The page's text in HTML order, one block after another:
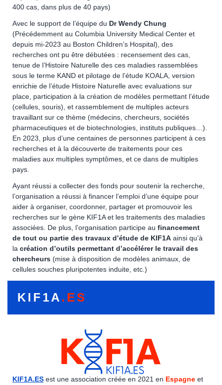
400 cas, dans plus de 40 pays)
Avec le support de l’équipe du Dr Wendy Chung
(Précédemment au Columbia University Medical Center et
depuis mi-2023 au Boston Children’s Hospital), des
recherches ont pu être débutées : recensement des cas,
tenue de l’Histoire Naturelle des ces maladies rassemblées
sous le terme KAND et pilotage de l’étude KOALA, version
enrichie de l’étude Histoire Naturelle avec evaluations sur
place, participation à la création de modèles permettant l’étude
(cellules, souris), et rassemblement de multiples acteurs
travaillant sur ce thème (médecins, chercheurs, sociétés
pharmaceutiques et de biotechnologies, instituts publiques…).
En 2023, plus d’une centaines de personnes participent à ces
recherches et à la découverte de traitements pour ces
maladies aux multiples symptômes, et ce dans de multiples
pays.
Ayant réussi a collecter des fonds pour soutenir la recherche,
l’organisation a réussi à financer l’emploi d’une équipe pour
aider à organiser, coordonner, partager et promouvoir les
recherches sur le gène KIF1A et les traitements des maladies
associées. De plus, l’organisation participe au financement
de tout ou partie des travaux d’étude de KIF1A ainsi qu’à
la création d’outils permettant d’accélérer le travail des
chercheurs (mise à disposition de modèles animaux, de
cellules souches pluripotentes induite, etc.)
KIF1A.ES
KIF1A.ES est une association créée en 2021 en Espagne et